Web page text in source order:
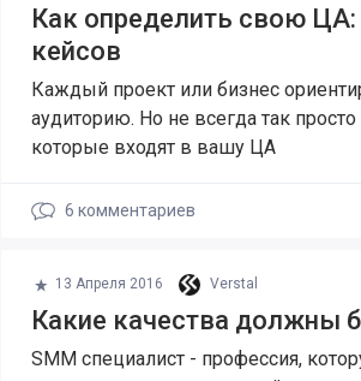
Как определить свою
кейсов
Каждый проект или бизнес
аудиторию. Но не всегда так
которые входят в вашу ЦА
6 комментариев
13 Апреля 2016 Verstal
Какие качества должны
SMM специалист - профессия,